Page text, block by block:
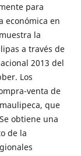
para
económica en
la
a través de
2013 del
Los
venta de
que
obtiene una
de la